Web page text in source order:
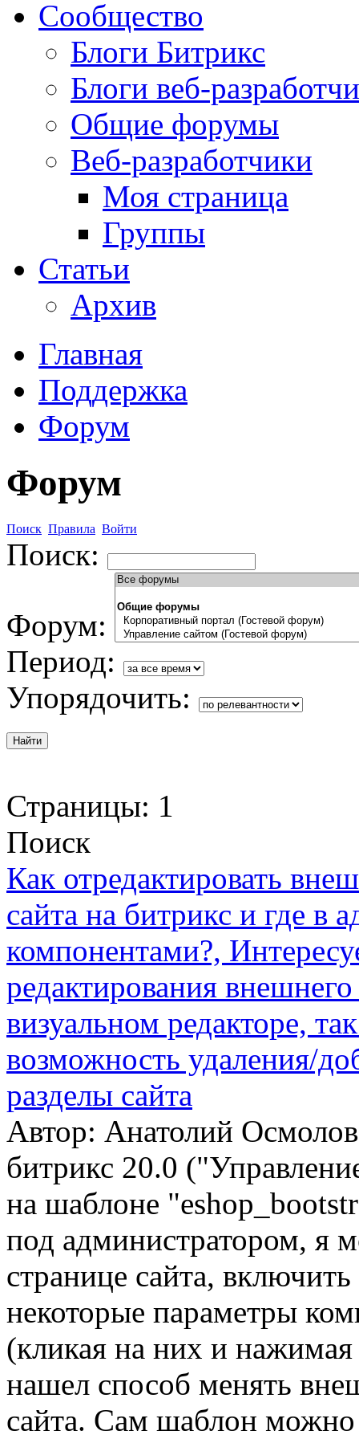
Сообщество
Блоги Битрикс
Блоги веб-
Общие форумы
Веб-разработчики
Моя страница
Группы
Статьи
Архив
Главная
Поддержка
Форум
Форум
Поиск Правила Войти
Поиск:
Форум:
Период:
Упорядочить:
Страницы: 1
Поиск
Как отредактировать
сайта на битрикс и где в
компонентами?,
редактирования
визуальном редакторе,
возможность удаления/
разделы сайта
Автор: Анатолий
битрикс 20.0
на шаблоне
под администратором, я
странице сайта,
некоторые параметры
(кликая на них и
нашел способ менять
сайта. Сам шаблон можно